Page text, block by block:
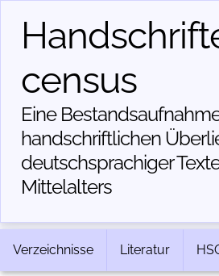
census
Eine
handschriftlichen
deutschsprachiger
Mittelalters
Verzeichnisse Literatur